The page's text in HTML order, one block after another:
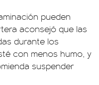
pueden
aconsejó que las
durante los
con menos humo, y
suspender